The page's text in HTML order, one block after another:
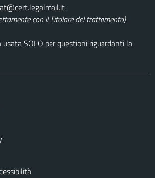
con il Titolare del trattamento)
usata SOLO per questioni riguardanti la